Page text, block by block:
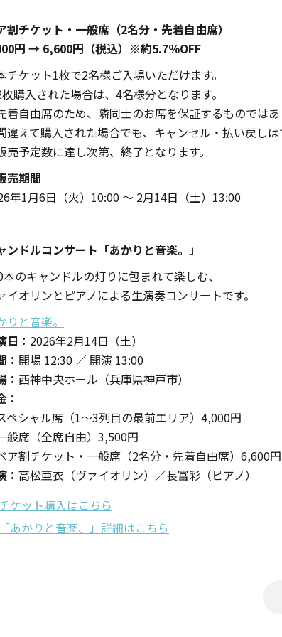
他
ALL
から選ぶ）キャンドル
ボールキャンドル
その他キャンドル
用シーン）アウトドア
ALL
キャンドル・ホルダーセット
割チケット・一般席（2名分・先着自由席）
円 → 6,600円（税込）※約5.7％OFF
ケット1枚で2名様ご入場いただけます。
購入された場合は、4名様分となります。
着自由席のため、隣同士のお席を保証するものではあ
違えて購入された場合でも、キャンセル・払い戻しは
予定数に達し次第、終了となります。
売期間
年1月6日（火）10:00 ～ 2月14日（土）13:00
ンドルコンサート「あかりと音楽。」
本のキャンドルの灯りに包まれて楽しむ、
イオリンとピアノによる生演奏コンサートです。
りと音楽。
日： 2026年2月14日（土）
： 開場 12:30 ／ 開演 13:00
： 西神中央ホール（兵庫県神戸市）
：
ペシャル席（1〜3列目の最前エリア）4,000円
般席（全席自由）3,500円
ア割チケット・一般席（2名分・先着自由席）6,600円
： 高松亜衣（ヴァイオリン）／長富彩（ピアノ）
チケット購入はこちら
「あかりと音楽。」詳細はこちら